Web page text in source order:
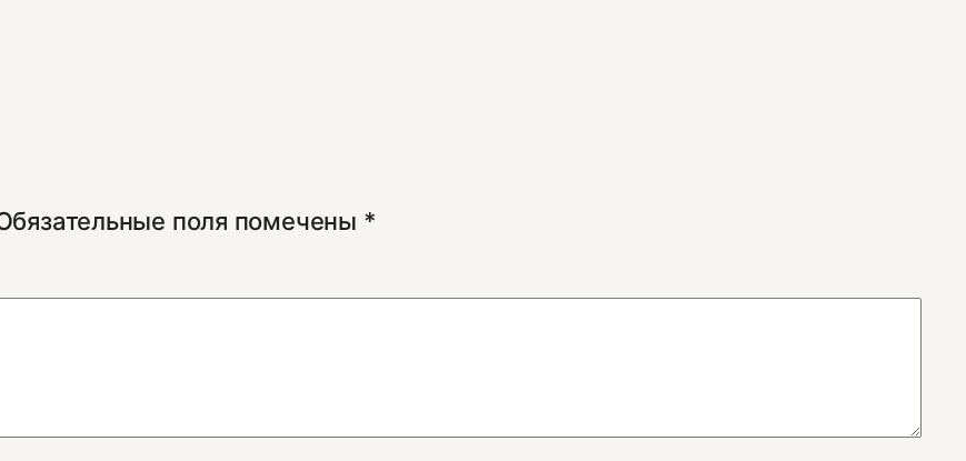
поля помечены *